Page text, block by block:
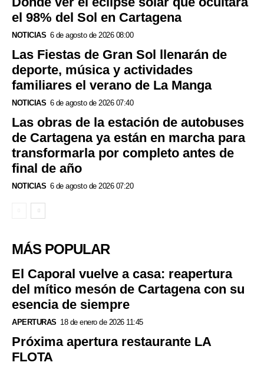
el 98% del Sol en Cartagena
NOTICIAS 6 de agosto de 2026 08:00
Las Fiestas de Gran Sol llenarán de
deporte, música y actividades
familiares el verano de La Manga
NOTICIAS 6 de agosto de 2026 07:40
Las obras de la estación de autobuses
de Cartagena ya están en marcha para
transformarla por completo antes de
final de año
NOTICIAS 6 de agosto de 2026 07:20
MÁS POPULAR
El Caporal vuelve a casa: reapertura
del mítico mesón de Cartagena con su
esencia de siempre
APERTURAS 18 de enero de 2026 11:45
Próxima apertura restaurante LA
FLOTA